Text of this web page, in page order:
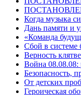
Когда музыка
Дань памяти и
«Команда
Сбой в системе
Верность
Война 08.08.08:
Безопасность,
От детских
Героическая